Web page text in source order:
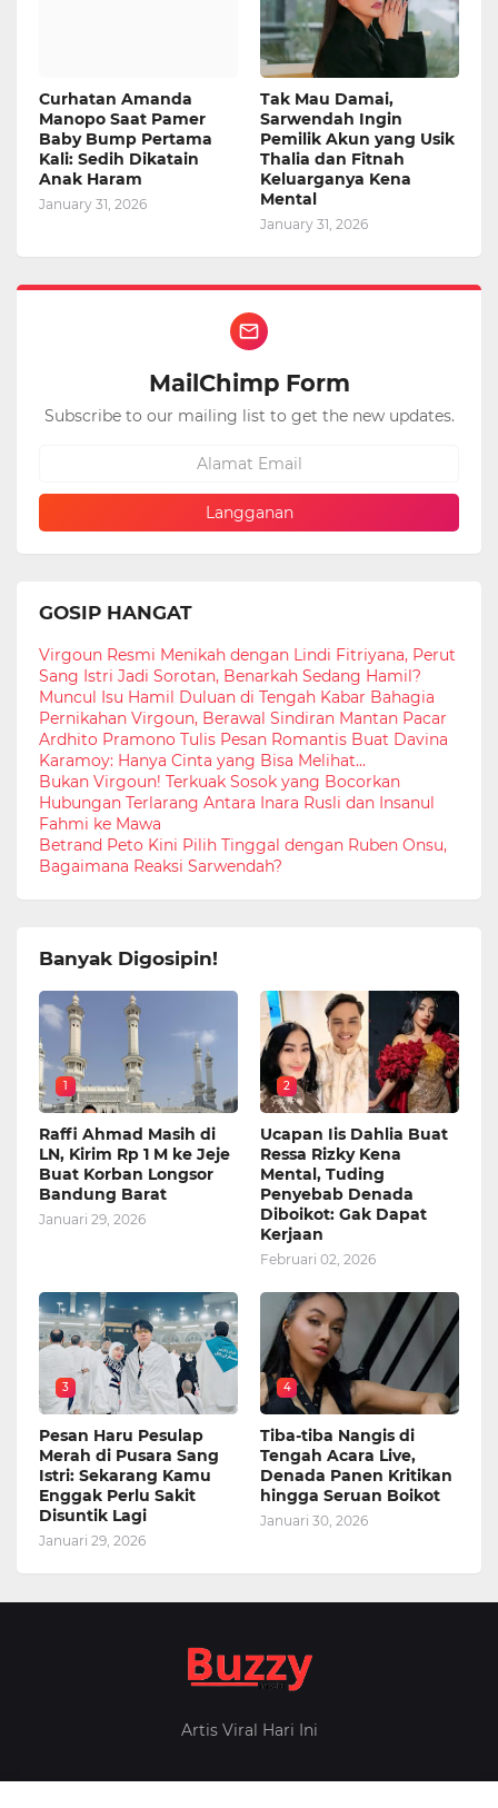
Curhatan Amanda
Manopo Saat Pamer
Baby Bump Pertama
Kali: Sedih Dikatain
Anak Haram
January 31, 2026
Tak Mau Damai,
Sarwendah Ingin
Pemilik Akun yang Usik
Thalia dan Fitnah
Keluarganya Kena
Mental
January 31, 2026
MailChimp Form
Subscribe to our mailing list to get the new updates.
GOSIP HANGAT
Virgoun Resmi Menikah dengan Lindi Fitriyana, Perut
Sang Istri Jadi Sorotan, Benarkah Sedang Hamil?
Muncul Isu Hamil Duluan di Tengah Kabar Bahagia
Pernikahan Virgoun, Berawal Sindiran Mantan Pacar
Ardhito Pramono Tulis Pesan Romantis Buat Davina
Karamoy: Hanya Cinta yang Bisa Melihat...
Bukan Virgoun! Terkuak Sosok yang Bocorkan
Hubungan Terlarang Antara Inara Rusli dan Insanul
Fahmi ke Mawa
Betrand Peto Kini Pilih Tinggal dengan Ruben Onsu,
Bagaimana Reaksi Sarwendah?
Banyak Digosipin!
1
Raffi Ahmad Masih di
LN, Kirim Rp 1 M ke Jeje
Buat Korban Longsor
Bandung Barat
Januari 29, 2026
2
Ucapan Iis Dahlia Buat
Ressa Rizky Kena
Mental, Tuding
Penyebab Denada
Diboikot: Gak Dapat
Kerjaan
Februari 02, 2026
3
Pesan Haru Pesulap
Merah di Pusara Sang
Istri: Sekarang Kamu
Enggak Perlu Sakit
Disuntik Lagi
Januari 29, 2026
4
Tiba-tiba Nangis di
Tengah Acara Live,
Denada Panen Kritikan
hingga Seruan Boikot
Januari 30, 2026
Artis Viral Hari Ini